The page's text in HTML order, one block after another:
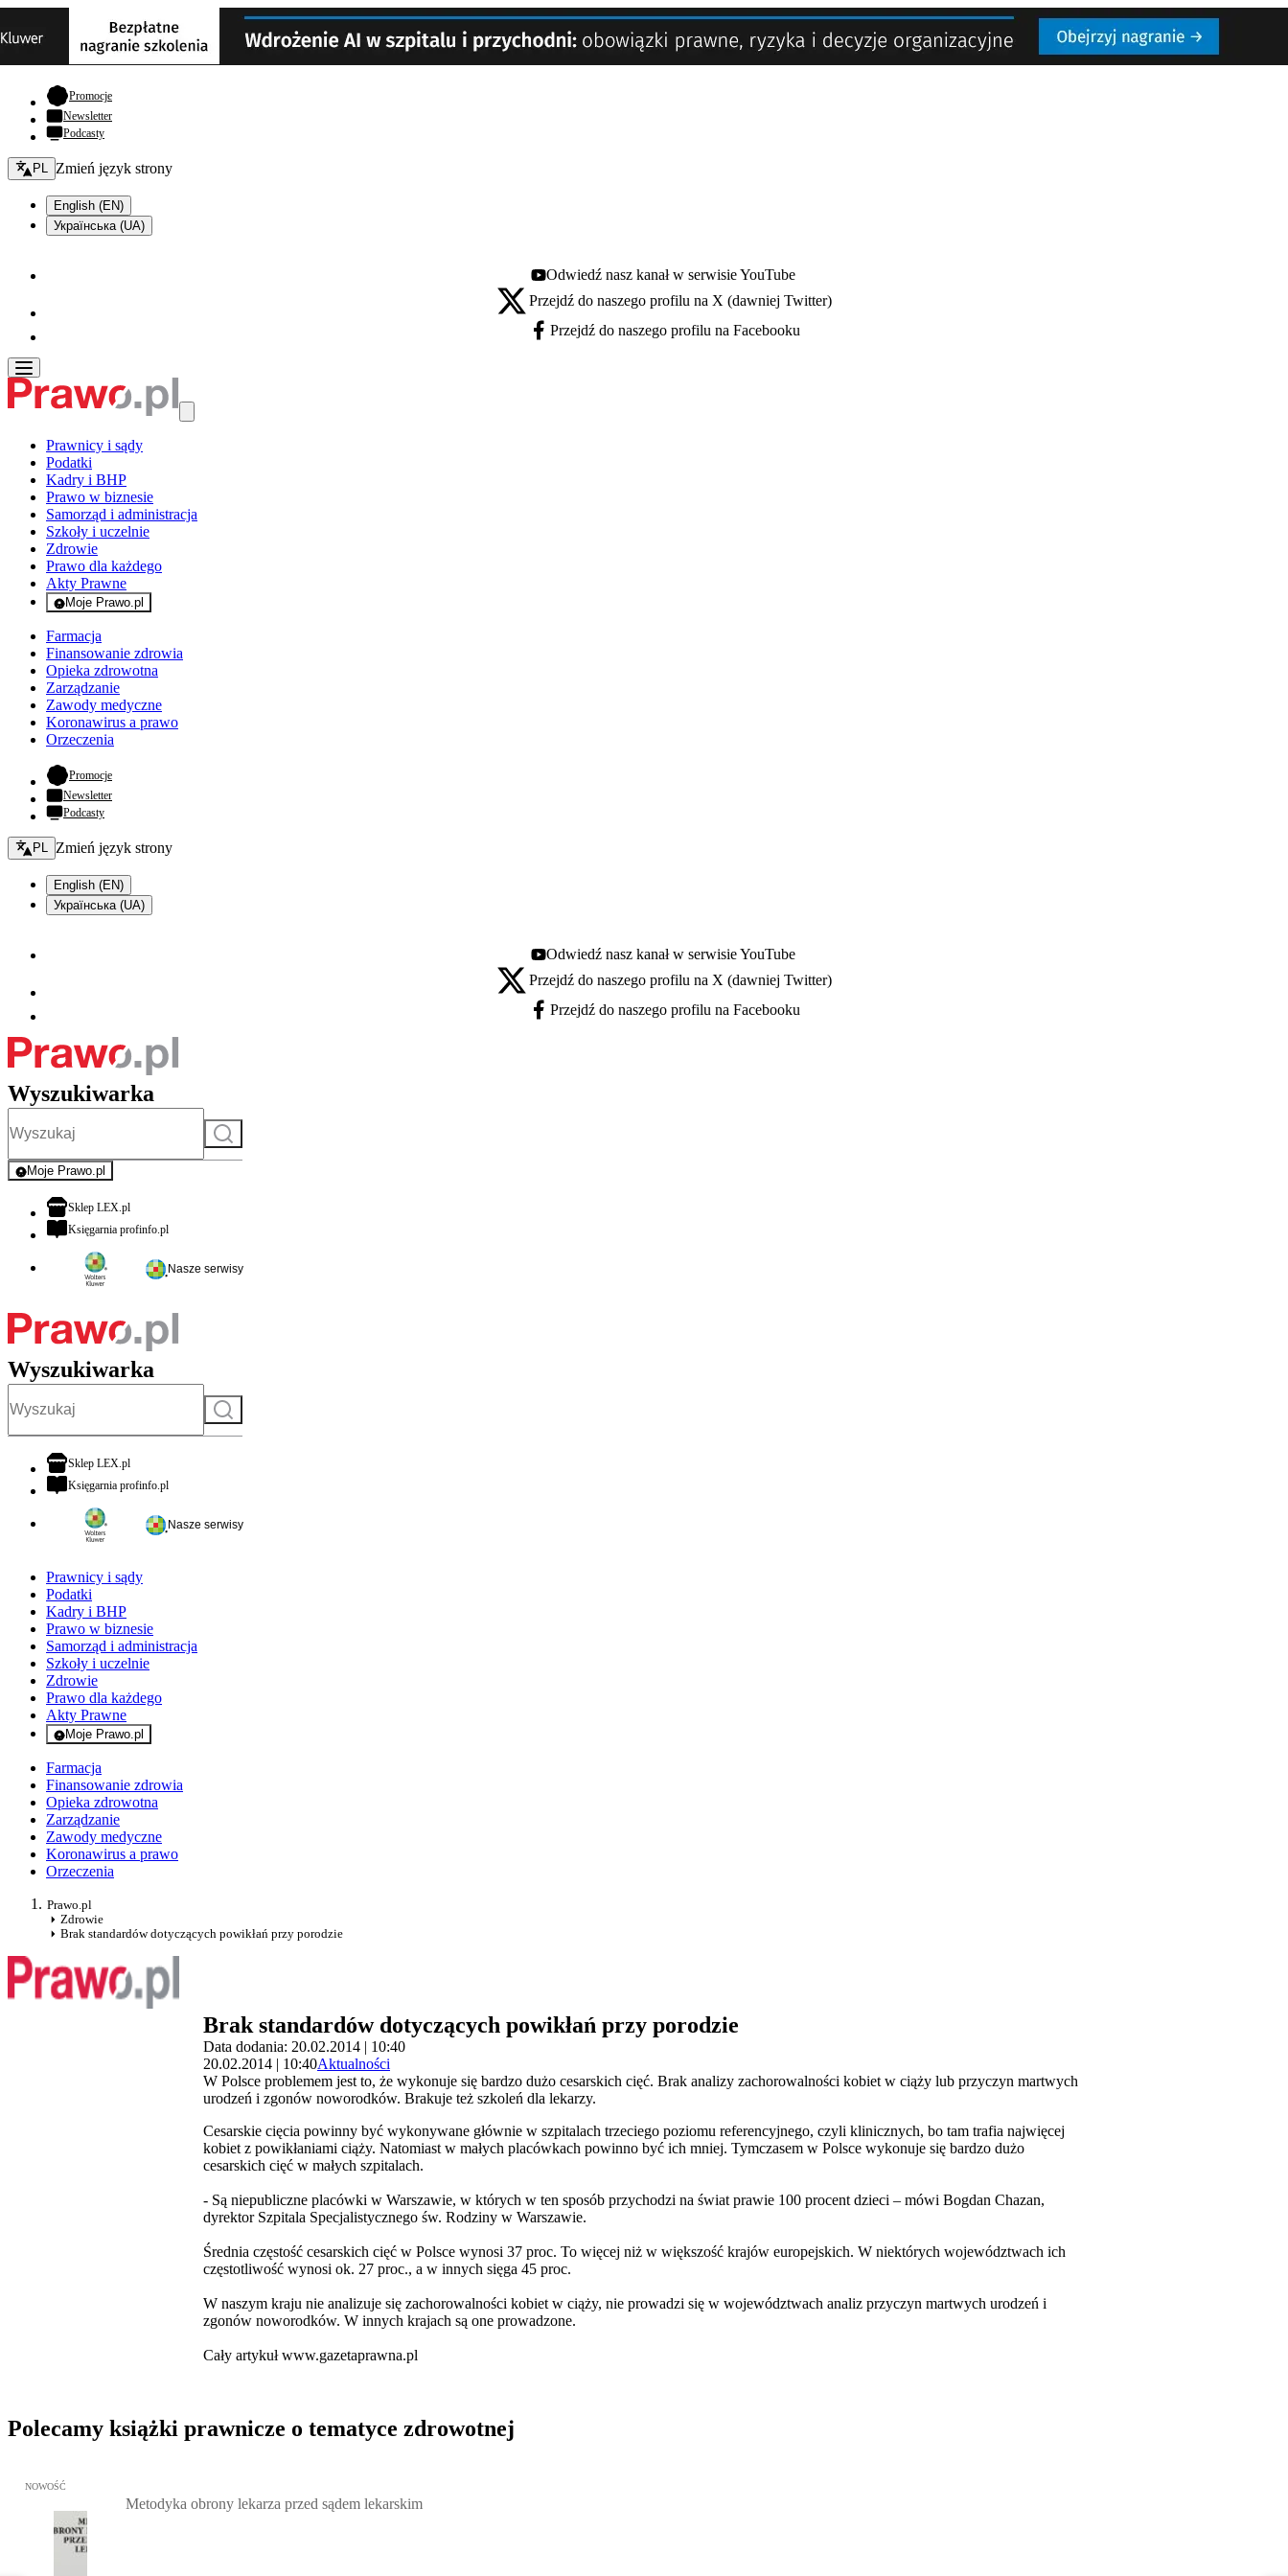
Promocje- otwiera się w nowej karcie
Newsletter
Podcasty
Zmień język - bieżący:
PL Zmień język strony
English (EN)
Українська (UA)
Youtube - otwiera się w nowej karcie
Odwiedź nasz kanał w serwisie YouTube
X - otwiera się w nowej karcie
Przejdź do naszego profilu na X (dawniej Twitter)
Facebook - otwiera się w nowej karcie
Przejdź do naszego profilu na Facebooku
Prawnicy i sądy
Podatki
Kadry i BHP
Prawo w biznesie
Samorząd i administracja
Szkoły i uczelnie
Zdrowie
Prawo dla każdego
Akty Prawne
Moje Prawo.pl
- rejestracja i logowanie do serwisu
Farmacja
Finansowanie zdrowia
Opieka zdrowotna
Zarządzanie
Zawody medyczne
Koronawirus a prawo
Orzeczenia
Promocje- otwiera się w nowej karcie
Newsletter
Podcasty
Zmień język - bieżący:
PL Zmień język strony
English (EN)
Українська (UA)
Youtube - otwiera się w nowej karcie
Odwiedź nasz kanał w serwisie YouTube
X - otwiera się w nowej karcie
Przejdź do naszego profilu na X (dawniej Twitter)
Facebook - otwiera się w nowej karcie
Przejdź do naszego profilu na Facebooku
Wyszukiwarka
Szukaj
Moje Prawo.pl
- rejestracja i logowanie do serwisu
Sklep LEX.plotwiera się w nowej karcie
Księgarnia profinfo.plotwiera się w nowej karcie
Nasze serwisy
Wyszukiwarka
Szukaj
Sklep LEX.plotwiera się w nowej karcie
Księgarnia profinfo.plotwiera się w nowej karcie
Nasze serwisy
Prawnicy i sądy
Podatki
Kadry i BHP
Prawo w biznesie
Samorząd i administracja
Szkoły i uczelnie
Zdrowie
Prawo dla każdego
Akty Prawne
Moje Prawo.pl
- rejestracja i logowanie do serwisu
Farmacja
Finansowanie zdrowia
Opieka zdrowotna
Zarządzanie
Zawody medyczne
Koronawirus a prawo
Orzeczenia
Prawo.pl
Zdrowie
Brak standardów dotyczących powikłań przy porodzie
Brak standardów dotyczących powikłań przy porodzie
Data dodania: 20.02.2014 | 10:40
20.02.2014 | 10:40Aktualności
W Polsce problemem jest to, że wykonuje się bardzo dużo cesarskich cięć. Brak analizy zachorowalności kobiet w ciąży lub przyczyn martwych
urodzeń i zgonów noworodków. Brakuje też szkoleń dla lekarzy.
Cesarskie cięcia powinny być wykonywane głównie w szpitalach trzeciego poziomu referencyjnego, czyli klinicznych, bo tam trafia najwięcej
kobiet z powikłaniami ciąży. Natomiast w małych placówkach powinno być ich mniej. Tymczasem w Polsce wykonuje się bardzo dużo
cesarskich cięć w małych szpitalach.
- Są niepubliczne placówki w Warszawie, w których w ten sposób przychodzi na świat prawie 100 procent dzieci – mówi Bogdan Chazan,
dyrektor Szpitala Specjalistycznego św. Rodziny w Warszawie.
Średnia częstość cesarskich cięć w Polsce wynosi 37 proc. To więcej niż w większość krajów europejskich. W niektórych województwach ich
częstotliwość wynosi ok. 27 proc., a w innych sięga 45 proc.
W naszym kraju nie analizuje się zachorowalności kobiet w ciąży, nie prowadzi się w województwach analiz przyczyn martwych urodzeń i
zgonów noworodków. W innych krajach są one prowadzone.
Cały artykuł www.gazetaprawna.pl
Polecamy książki prawnicze o tematyce zdrowotnej
Przejdź do: Metodyka obrony lekarza przed sądem lekarskim, Marcin Burdzik, Radosław Tymiński - otwiera się w nowym oknie
NOWOŚĆ
Metodyka obrony lekarza przed sądem lekarskim